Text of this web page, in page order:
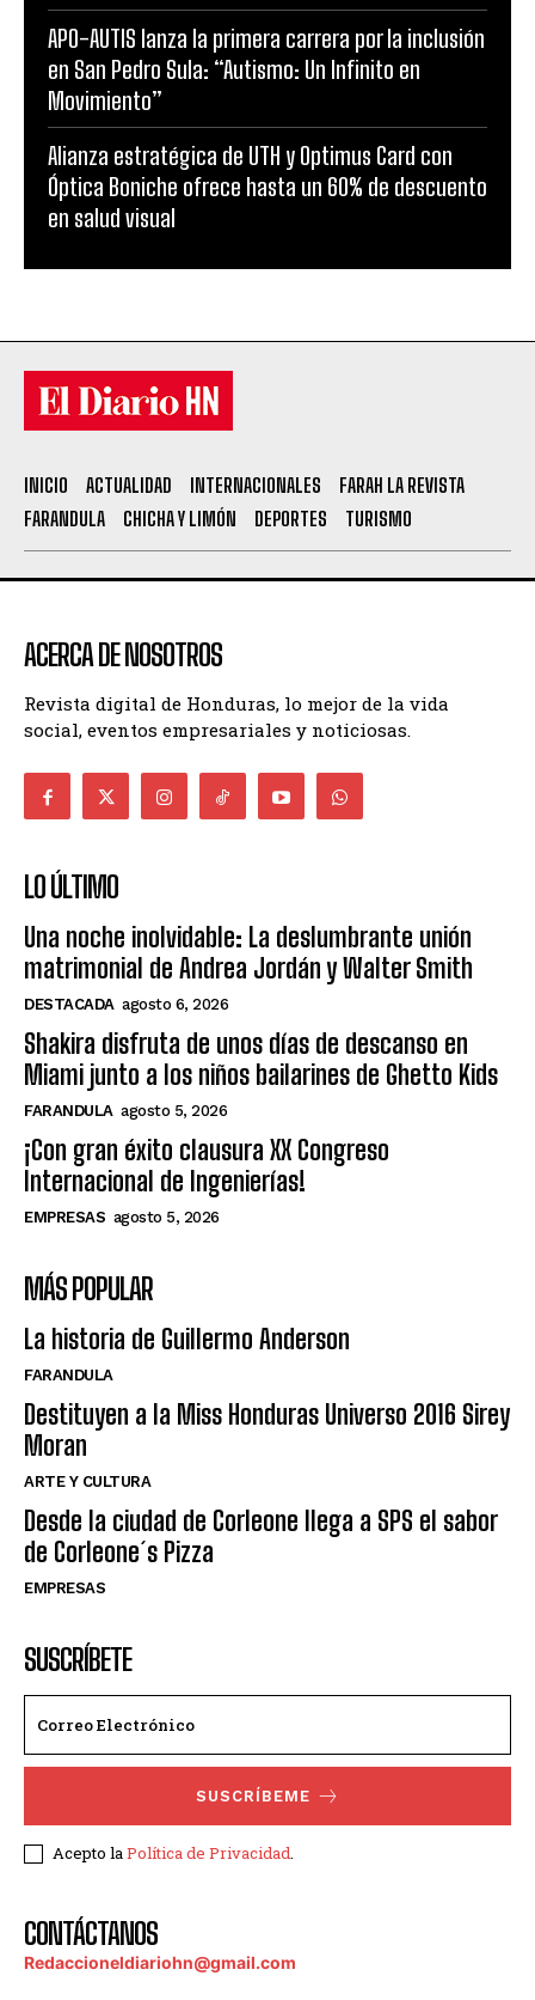
APO-AUTIS lanza la primera carrera por la inclusión
en San Pedro Sula: “Autismo: Un Infinito en
Movimiento”
Alianza estratégica de UTH y Optimus Card con
Óptica Boniche ofrece hasta un 60% de descuento
en salud visual
INICIO ACTUALIDAD INTERNACIONALES
FARAH LA REVISTA
FARANDULA
CHICHA Y LIMÓN DEPORTES TURISMO
ACERCA DE NOSOTROS
Revista digital de Honduras, lo mejor de la vida
social, eventos empresariales y noticiosas.
LO ÚLTIMO
Una noche inolvidable: La deslumbrante unión
matrimonial de Andrea Jordán y Walter Smith
DESTACADA agosto 6, 2026
Shakira disfruta de unos días de descanso en
Miami junto a los niños bailarines de Ghetto Kids
FARANDULA agosto 5, 2026
¡Con gran éxito clausura XX Congreso
Internacional de Ingenierías!
EMPRESAS agosto 5, 2026
MÁS POPULAR
La historia de Guillermo Anderson
FARANDULA
Destituyen a la Miss Honduras Universo 2016 Sirey
Moran
ARTE Y CULTURA
Desde la ciudad de Corleone llega a SPS el sabor
de Corleone´s Pizza
EMPRESAS
SUSCRÍBETE
SUSCRÍBEME
Acepto laPolítica de Privacidad.
CONTÁCTANOS
Redaccioneldiariohn@gmail.com